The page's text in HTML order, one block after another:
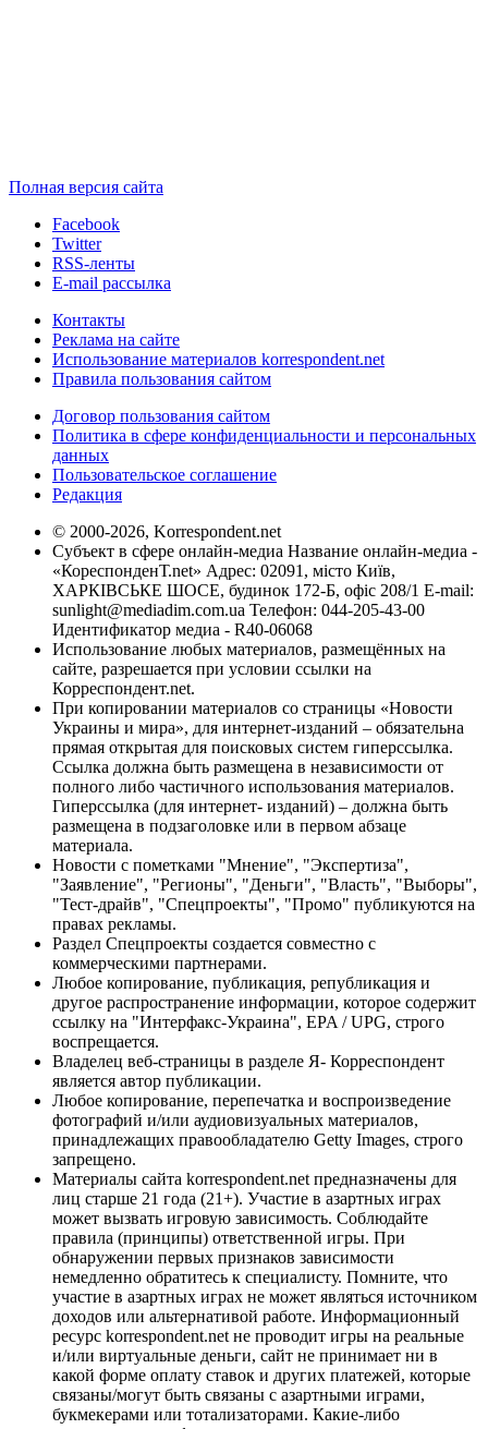
Полная версия сайта
Facebook
Twitter
RSS-ленты
E-mail рассылка
Контакты
Реклама на сайте
Использование материалов korrespondent.net
Правила пользования сайтом
Договор пользования сайтом
Политика в сфере конфиденциальности и персональных
данных
Пользовательское соглашение
Редакция
© 2000-2026, Korrespondent.net
Субъект в сфере онлайн-медиа Название онлайн-медиа -
«КореспонденТ.net» Адрес: 02091, місто Київ,
ХАРКІВСЬКЕ ШОСЕ, будинок 172-Б, офіс 208/1 E-mail:
sunlight@mediadim.com.ua Телефон: 044-205-43-00
Идентификатор медиа - R40-06068
Использование любых материалов, размещённых на
сайте, разрешается при условии ссылки на
Корреспондент.net.
При копировании материалов со страницы «Новости
Украины и мира», для интернет-изданий – обязательна
прямая открытая для поисковых систем гиперссылка.
Ссылка должна быть размещена в независимости от
полного либо частичного использования материалов.
Гиперссылка (для интернет- изданий) – должна быть
размещена в подзаголовке или в первом абзаце
материала.
Новости с пометками "Мнение", "Экспертиза",
"Заявление", "Регионы", "Деньги", "Власть", "Выборы",
"Тест-драйв", "Спецпроекты", "Промо" публикуются на
правах рекламы.
Раздел Спецпроекты создается совместно с
коммерческими партнерами.
Любое копирование, публикация, републикация и
другое распространение информации, которое содержит
ссылку на "Интерфакс-Украина", EPA / UPG, строго
воспрещается.
Владелец веб-страницы в разделе Я- Корреспондент
является автор публикации.
Любое копирование, перепечатка и воспроизведение
фотографий и/или аудиовизуальных материалов,
принадлежащих правообладателю Getty Images, строго
запрещено.
Материалы сайта korrespondent.net предназначены для
лиц старше 21 года (21+). Участие в азартных играх
может вызвать игровую зависимость. Соблюдайте
правила (принципы) ответственной игры. При
обнаружении первых признаков зависимости
немедленно обратитесь к специалисту. Помните, что
участие в азартных играх не может являться источником
доходов или альтернативой работе. Информационный
ресурс korrespondent.net не проводит игры на реальные
и/или виртуальные деньги, сайт не принимает ни в
какой форме оплату ставок и других платежей, которые
связаны/могут быть связаны с азартными играми,
букмекерами или тотализаторами. Какие-либо